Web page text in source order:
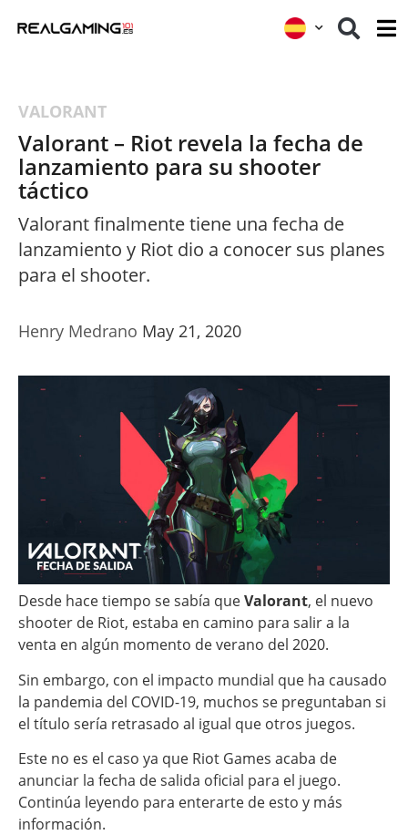
VALORANT
Valorant – Riot revela la fecha de
lanzamiento para su shooter
táctico
Valorant finalmente tiene una fecha de
lanzamiento y Riot dio a conocer sus planes
para el shooter.
Henry Medrano May 21, 2020
Desde hace tiempo se sabía queValorant, el nuevo
shooter de Riot, estaba en camino para salir a la
venta en algún momento de verano del 2020.
Sin embargo, con el impacto mundial que ha causado
la pandemia del COVID-19, muchos se preguntaban si
el título sería retrasado al igual que otros juegos.
Este no es el caso ya que Riot Games acaba de
anunciar la fecha de salida oficial para el juego.
Continúa leyendo para enterarte de esto y más
información.